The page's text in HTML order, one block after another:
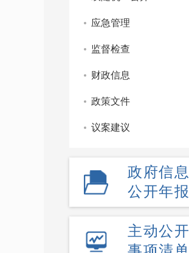
应急管理
监督检查
财政信息
政策文件
议案建议
政府信息
公开年报
主动公开